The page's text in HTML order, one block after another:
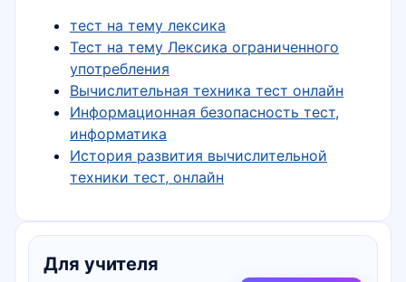
тест на тему лексика
Тест на тему Лексика ограниченного
употребления
Вычислительная техника тест онлайн
Информационная безопасность тест,
информатика
История развития вычислительной
техники тест, онлайн
Для учителя